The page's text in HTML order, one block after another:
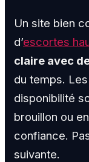
Un site bien
d’escortes
claire avec
du temps.
disponibilité
brouillon ou
confiance.
suivante.